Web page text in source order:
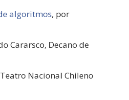
algoritmos, por
Cararsco, Decano de
Nacional Chileno